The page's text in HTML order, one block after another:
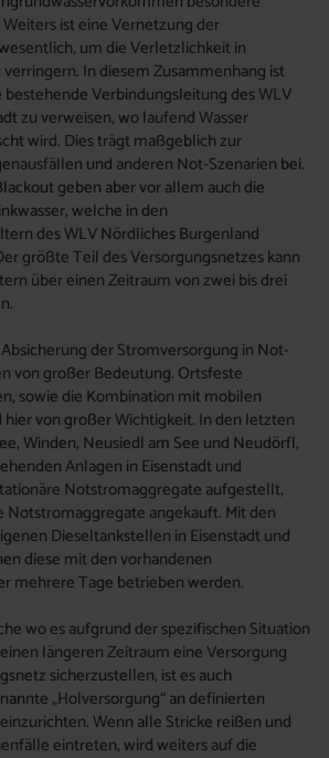
ist eine Vernetzung der
um die Verletzlichkeit in
In diesem Zusammenhang ist
Verbindungsleitung des WLV
zu verweisen, wo laufend Wasser
wird. Dies trägt maßgeblich zur
und anderen Not-Szenarien bei.
geben aber vor allem auch die
welche in den
des WLV Nördliches Burgenland
größte Teil des Versorgungsnetzes kann
über einen Zeitraum von zwei bis drei
der Stromversorgung in Not-
von großer Bedeutung. Ortsfeste
sowie die Kombination mit mobilen
von großer Wichtigkeit. In den letzten
Winden, Neusiedl am See und Neudörfl,
Anlagen in Eisenstadt und
Notstromaggregate aufgestellt,
angekauft. Mit den
Dieseltankstellen in Eisenstadt und
diese mit den vorhandenen
mehrere Tage betrieben werden.
wo es aufgrund der spezifischen Situation
längeren Zeitraum eine Versorgung
sicherzustellen, ist es auch
„Holversorgung“ an definierten
Wenn alle Stricke reißen und
eintreten, wird weiters auf die